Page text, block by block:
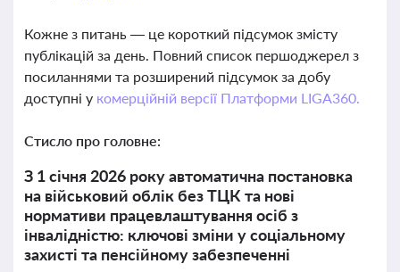
Кожне з питань — це короткий підсумок змісту
публікацій за день. Повний список першоджерел з
посиланнями та розширений підсумок за добу
доступні у комерційній версії Платформи LIGA360.
Стисло про головне:
З 1 січня 2026 року автоматична постановка
на військовий облік без ТЦК та нові
нормативи працевлаштування осіб з
інвалідністю: ключові зміни у соціальному
захисті та пенсійному забезпеченні